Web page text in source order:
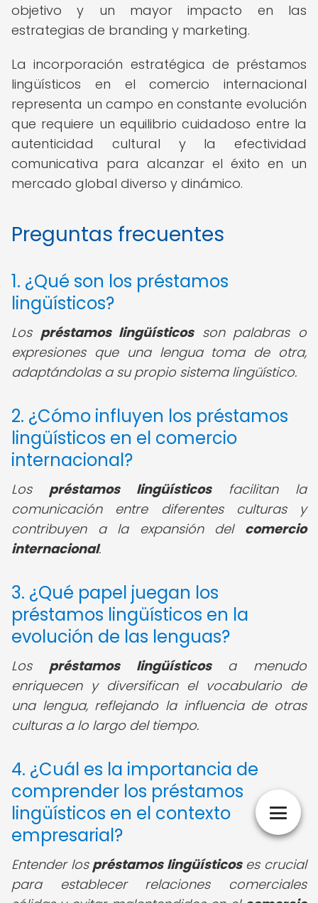
objetivo y un mayor impacto en las
estrategias de branding y marketing.
La incorporación estratégica de préstamos
lingüísticos en el comercio internacional
representa un campo en constante evolución
que requiere un equilibrio cuidadoso entre la
autenticidad cultural y la efectividad
comunicativa para alcanzar el éxito en un
mercado global diverso y dinámico.
Preguntas frecuentes
1. ¿Qué son los préstamos
lingüísticos?
Los préstamos lingüísticosson palabras o
expresiones que una lengua toma de otra,
adaptándolas a su propio sistema lingüístico.
2. ¿Cómo influyen los préstamos
lingüísticos en el comercio
internacional?
Los préstamos lingüísticosfacilitan la
comunicación entre diferentes culturas y
contribuyen a la expansión del comercio
internacional.
3. ¿Qué papel juegan los
préstamos lingüísticos en la
evolución de las lenguas?
Los préstamos lingüísticosa menudo
enriquecen y diversifican el vocabulario de
una lengua, reflejando la influencia de otras
culturas a lo largo del tiempo.
4. ¿Cuál es la importancia de
comprender los préstamos
lingüísticos en el contexto
empresarial?
Entender los préstamos lingüísticoses crucial
para establecer relaciones comerciales